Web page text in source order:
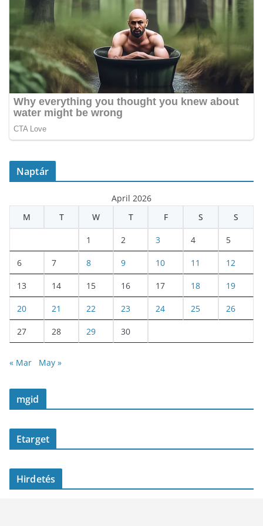
Naptár
April 2026
M
T W T F S S
1 2 3 4 5
6 7 8 9 10 11 12
13 14 15 16 17 18 19
20 21 22 23 24 25 26
27 28 29 30
« Mar May »
mgid
Etarget
Hirdetés